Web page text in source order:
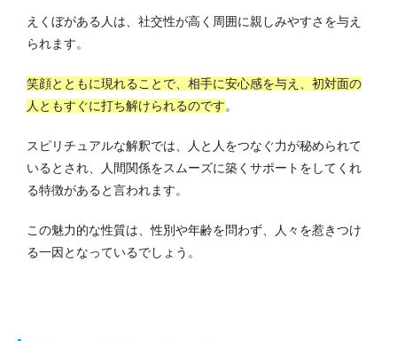
えくぼがある人は、社交性が高く周囲に親しみやすさを与え
られます。
笑顔とともに現れることで、相手に安心感を与え、初対面の
人ともすぐに打ち解けられるのです。
スピリチュアルな解釈では、人と人をつなぐ力が秘められて
いるとされ、人間関係をスムーズに築くサポートをしてくれ
る特徴があると言われます。
この魅力的な性質は、性別や年齢を問わず、人々を惹きつけ
る一因となっているでしょう。